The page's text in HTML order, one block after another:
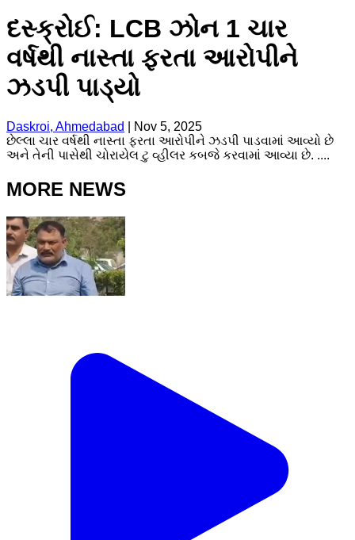
દસ્ક્રોઈ: LCB ઝોન 1 ચાર
વર્ષથી નાસ્તા ફરતા આરોપીને
ઝડપી પાડ્યો
Daskroi, Ahmedabad
Nov 5, 2025
છેલ્લા ચાર વર્ષથી નાસ્તા ફરતા આરોપીને ઝડપી પાડવામાં આવ્યો છે
અને તેની પાસેથી ચોરાયેલ ટુ વ્હીલર કબજે કરવામાં આવ્યા છે. ....
MORE NEWS